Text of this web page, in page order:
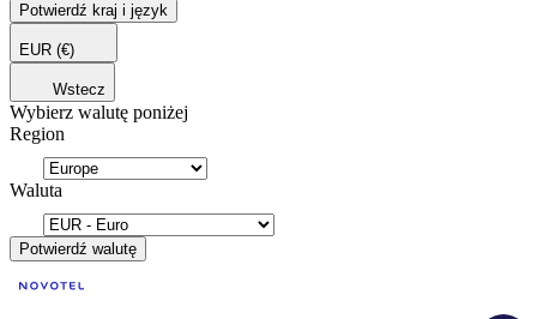
Potwierdź kraj i język
EUR (€)
Wstecz
Wybierz walutę poniżej
Region
Waluta
Potwierdź walutę